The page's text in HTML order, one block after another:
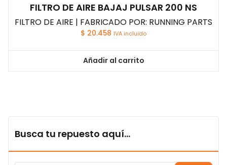
FILTRO DE AIRE BAJAJ PULSAR 200 NS
FILTRO DE AIRE | FABRICADO POR: RUNNING PARTS
$ 20.458 IVA incluido
Añadir al carrito
Busca tu repuesto aquí...